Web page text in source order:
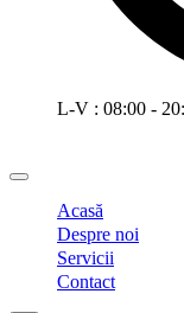
L-V : 08:00 -
Acasă
Despre noi
Servicii
Contact